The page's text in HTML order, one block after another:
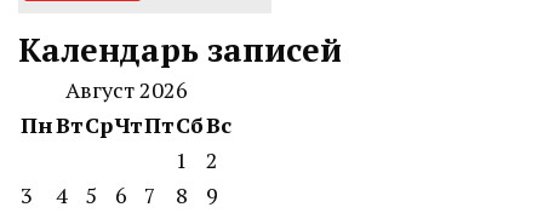
Календарь записей
Август 2026
ПнВтСрЧтПтСбВс
1
2
3
4 5 6 7 8
9